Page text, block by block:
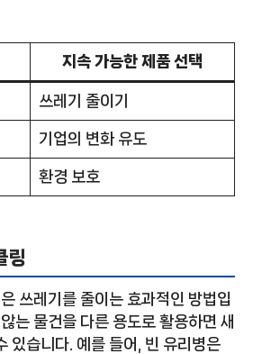
지속 가능한 제품 선택
쓰레기 줄이기
기업의 변화 유도
환경 보호
링
쓰레기를 줄이는 효과적인 방법입
는 물건을 다른 용도로 활용하면 새
있습니다. 예를 들어, 빈 유리병은